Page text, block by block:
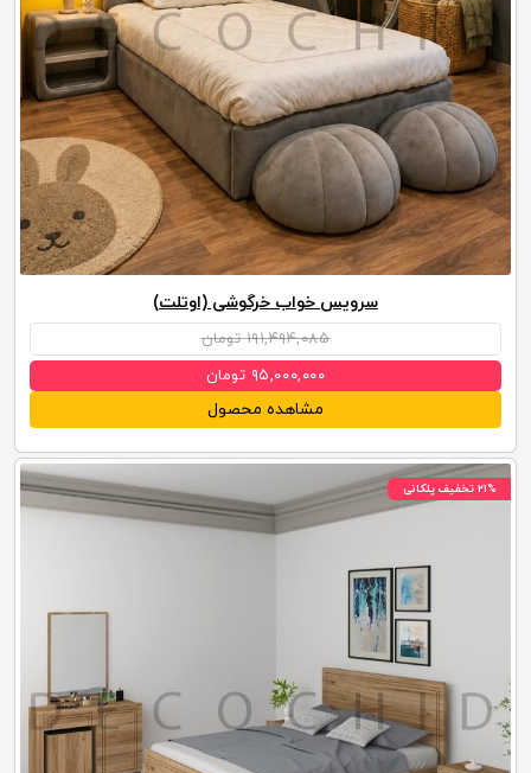
سرویس خواب خرگوشی (اوتلت)
۱۹۱,۴۹۴,۰۸۵ تومان
۹۵,۰۰۰,۰۰۰ تومان
مشاهده محصول
۲۱% تخفیف پلکانی